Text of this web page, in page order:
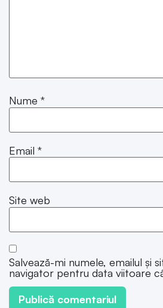
Nume *
Email *
Site web
Salvează-mi numele, emailul și
navigator pentru data viitoare